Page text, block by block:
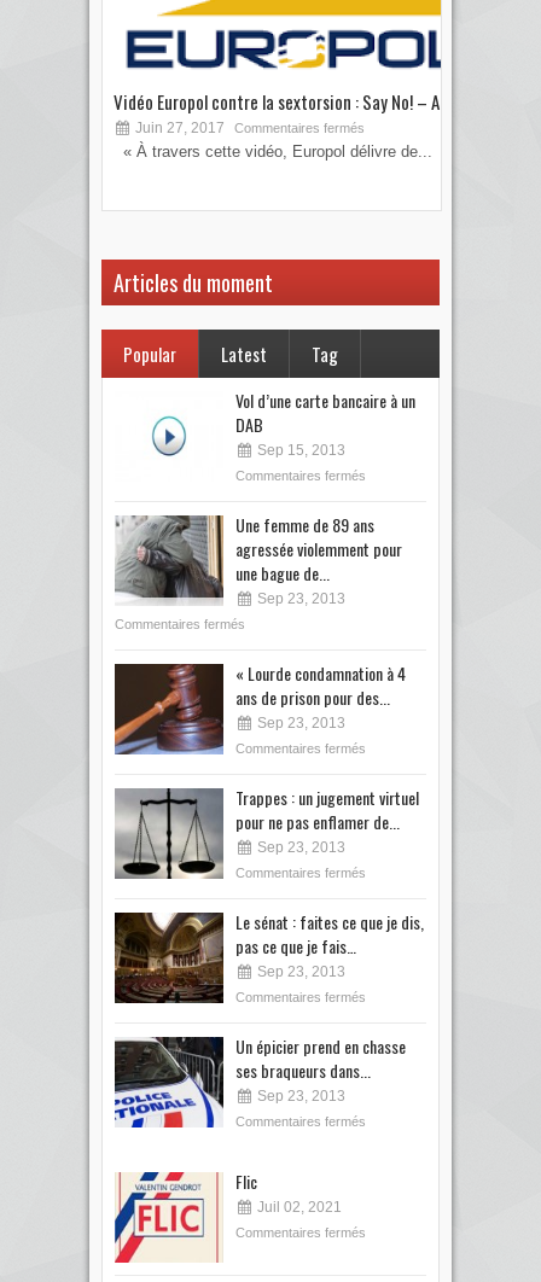
Vidéo Europol contre la sextorsion : Say No! – A...
Juin 27, 2017 Commentaires fermés
« À travers cette vidéo, Europol délivre de...
Articles du moment
Popular Latest Tag
Vol d’une carte bancaire à un
DAB
Sep 15, 2013
Commentaires fermés
Une femme de 89 ans
agressée violemment pour
une bague de...
Sep 23, 2013
Commentaires fermés
« Lourde condamnation à 4
ans de prison pour des...
Sep 23, 2013
Commentaires fermés
Trappes : un jugement virtuel
pour ne pas enflamer de...
Sep 23, 2013
Commentaires fermés
Le sénat : faites ce que je dis,
pas ce que je fais…
Sep 23, 2013
Commentaires fermés
Un épicier prend en chasse
ses braqueurs dans...
Sep 23, 2013
Commentaires fermés
Flic
Juil 02, 2021
Commentaires fermés